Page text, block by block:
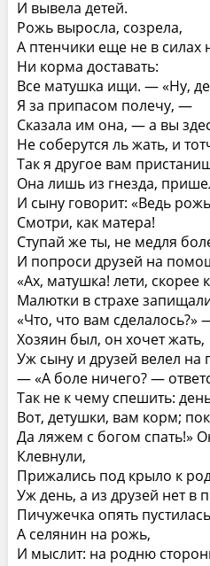
И вывела детей.
Рожь выросла, созрела,
А птенчики еще не в силах
Ни корма доставать:
Все матушка ищи. — «Ну,
Я за припасом полечу, —
Сказала им она, — а вы
Не соберутся ль жать, и
Так я другое вам
Она лишь из гнезда,
И сыну говорит: «Ведь
Смотри, как матера!
Ступай же ты, не медля
И попроси друзей на
«Ах, матушка! лети, скорее
Малютки в страхе
«Что, что вам
Хозяин был, он хочет жать,
Уж сыну и друзей велел на
— «А боле ничего? —
Так не к чему спешить:
Вот, детушки, вам корм;
Да ляжем с богом спать!»
Клевнули,
Прижались под крыло к
Уж день, а из друзей нет в
Пичужечка опять
А селянин на рожь,
И мыслит: на родню